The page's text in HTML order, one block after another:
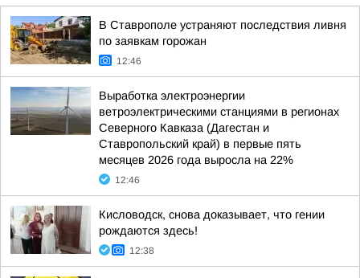
В Ставрополе устраняют последствия ливня
по заявкам горожан
12:46
Выработка электроэнергии
ветроэлектрическими станциями в регионах
Северного Кавказа (Дагестан и
Ставропольский край) в первые пять
месяцев 2026 года выросла на 22%
12:46
Кисловодск, снова доказывает, что гении
рождаются здесь!
12:38